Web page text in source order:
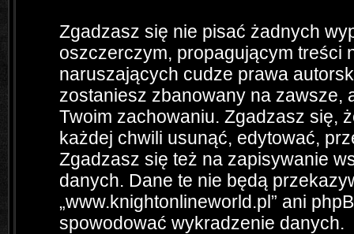
Zgadzasz się nie pisać żadnych
oszczerczym, propagującym treści
naruszających cudze prawa
zostaniesz zbanowany na zawsze,
Twoim zachowaniu. Zgadzasz się,
każdej chwili usunąć, edytować,
Zgadzasz się też na zapisywanie
danych. Dane te nie będą
„www.knightonlineworld.pl” ani
spowodować wykradzenie danych.